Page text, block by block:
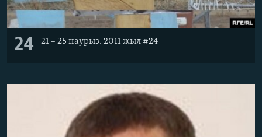
24 21 – 25 наурыз. 2011 жыл #24